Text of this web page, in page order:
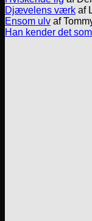
Djævelens værk af
Ensom ulv af
Han kender det